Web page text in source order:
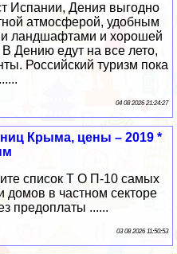
Испании, Дения выгодно
атмосферой, удобным
ландшафтами и хорошей
Дению едут на все лето,
Российский туризм пока
04 08 2026 21:24:27
Крыма, цены – 2019 *
список Т О П-10 самых
домов в частном секторе
предоплаты ......
03 08 2026 11:50:53